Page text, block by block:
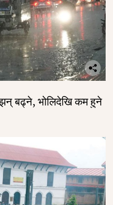
झन् बढ्ने, भोलिदेखि कम हुने